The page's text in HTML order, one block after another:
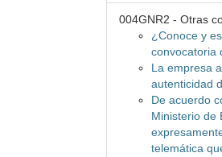
004GNR2 - Otras
¿Conoce y
convocatoria
La empresa
autenticidad
De acuerdo
Ministerio de
telemática